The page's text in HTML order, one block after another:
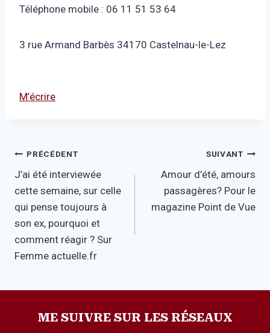
Téléphone mobile : 06 11 51 53 64
3 rue Armand Barbès 34170 Castelnau-le-Lez
M’écrire
Navigation
de
l’article
PRÉCÉDENT
J’ai été interviewée
cette semaine, sur celle
qui pense toujours à
son ex, pourquoi et
comment réagir ? Sur
Femme actuelle.fr
SUIVANT
Amour d’été, amours
passagères? Pour le
magazine Point de Vue
ME SUIVRE SUR LES RÉSEAUX